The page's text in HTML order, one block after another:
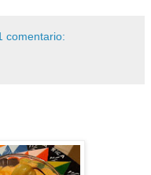
comentario: